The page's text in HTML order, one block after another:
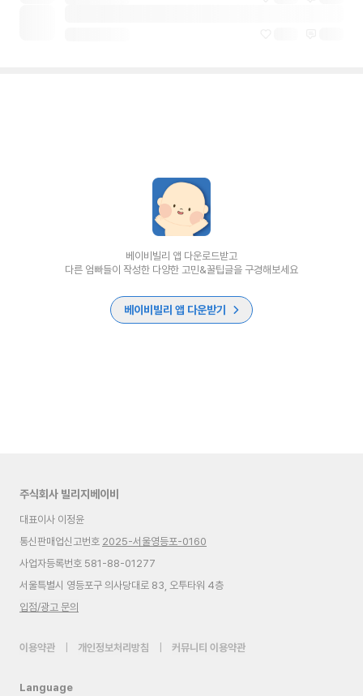
베이비빌리 앱 다운로드받고
다른 엄빠들이 작성한 다양한 고민&꿀팁글을 구경해보세요
베이비빌리 앱 다운받기
주식회사 빌리지베이비
대표이사 이정윤
통신판매업신고번호 2025-서울영등포-0160
사업자등록번호 581-88-01277
서울특별시 영등포구 의사당대로 83, 오투타워 4층
입점/광고 문의
이용약관 개인정보처리방침 커뮤니티 이용약관
Language